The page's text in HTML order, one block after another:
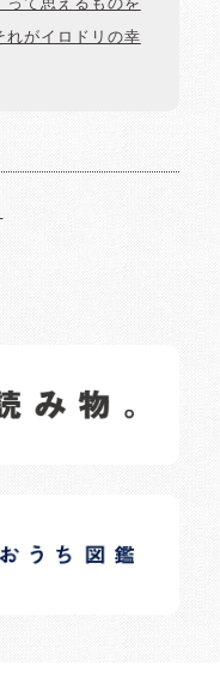
って思えるものを
れがイロドリの幸